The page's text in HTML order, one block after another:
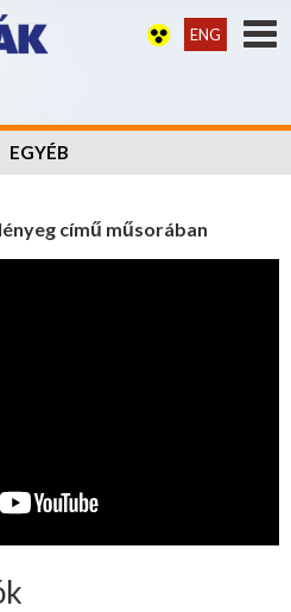
ENG
EGYÉB
című műsorában